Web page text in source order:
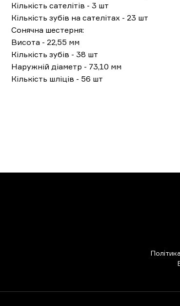
Кількість сателітів - 3 шт
Кількість зубів на сателітах - 23 шт
Сонячна шестерня:
Висота - 22,55 мм
Кількість зубів - 38 шт
Наружній діаметр - 73,10 мм
Кількість шліців - 56 шт